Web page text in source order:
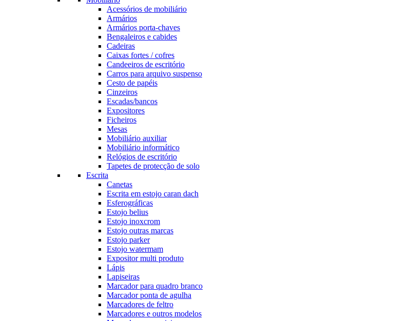
Acessórios de mobiliário
Armários
Armários porta-chaves
Bengaleiros e cabides
Cadeiras
Caixas fortes / cofres
Candeeiros de escritório
Carros para arquivo suspenso
Cesto de papéis
Cinzeiros
Escadas/bancos
Expositores
Ficheiros
Mesas
Mobiliário auxiliar
Mobiliário informático
Relógios de escritório
Tapetes de protecção de solo
Escrita
Canetas
Escrita em estojo caran dach
Esferográficas
Estojo belius
Estojo inoxcrom
Estojo outras marcas
Estojo parker
Estojo watermam
Expositor multi produto
Lápis
Lapiseiras
Marcador para quadro branco
Marcador ponta de agulha
Marcadores de feltro
Marcadores e outros modelos